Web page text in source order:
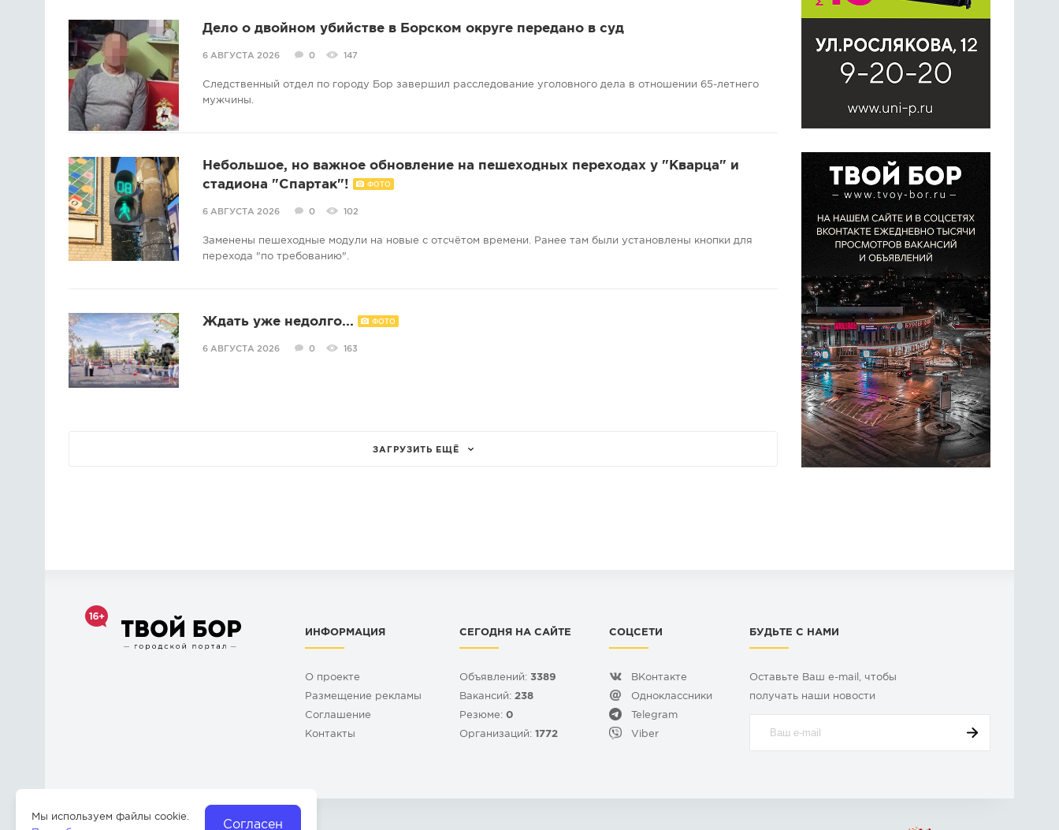
Дело о двойном убийстве в Борском округе передано в суд
6 АВГУСТА 2026 0 147
Следственный отдел по городу Бор завершил расследование уголовного дела в отношении 65-летнего
мужчины.
Небольшое, но важное обновление на пешеходных переходах у "Кварца" и
стадиона "Спартак"!
ФОТО
6 АВГУСТА 2026 0 102
Заменены пешеходные модули на новые с отсчётом времени. Ранее там были установлены кнопки для
перехода "по требованию".
Ждать уже недолго... ФОТО
6 АВГУСТА 2026 0 163
ЗАГРУЗИТЬ ЕЩЁ
ИНФОРМАЦИЯ
О проекте
Размещение рекламы
Cоглашение
Контакты
СЕГОДНЯ НА САЙТЕ
Объявлений: 3389
Вакансий: 238
Резюме: 0
Организаций: 1772
СОЦСЕТИ
ВКонтакте
Одноклассники
Telegram
Viber
БУДЬТЕ С НАМИ
Оставьте Ваш e-mail, чтобы
получать наши новости
Согласен
Мы используем файлы cookie.